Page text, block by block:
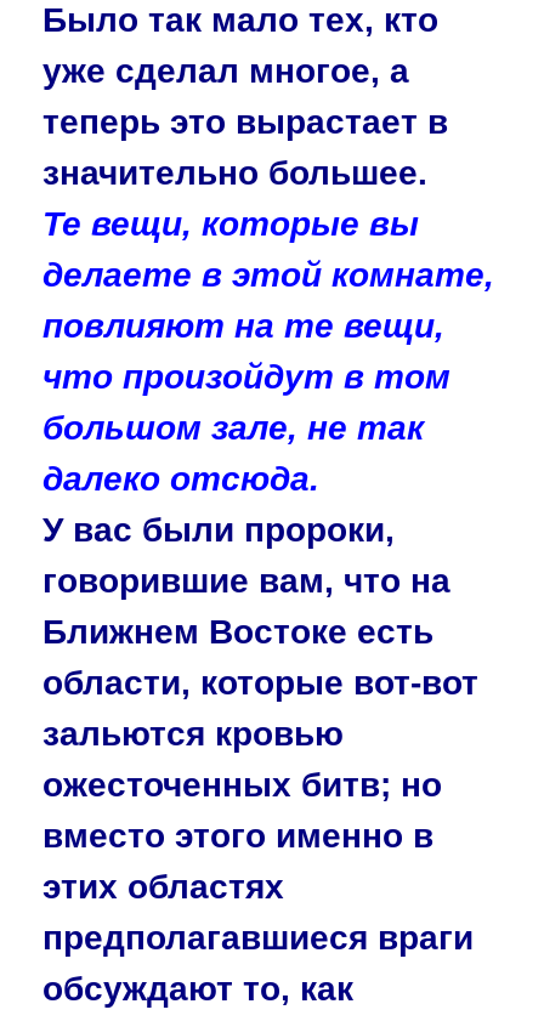
Было так мало тех, кто
уже сделал многое, а
теперь это вырастает в
значительно большее.
Те вещи, которые вы
делаете в этой комнате,
повлияют на те вещи,
что произойдут в том
большом зале, не так
далеко отсюда.
У вас были пророки,
говорившие вам, что на
Ближнем Востоке есть
области, которые вот-вот
зальются кровью
ожесточенных битв; но
вместо этого именно в
этих областях
предполагавшиеся враги
обсуждают то, как